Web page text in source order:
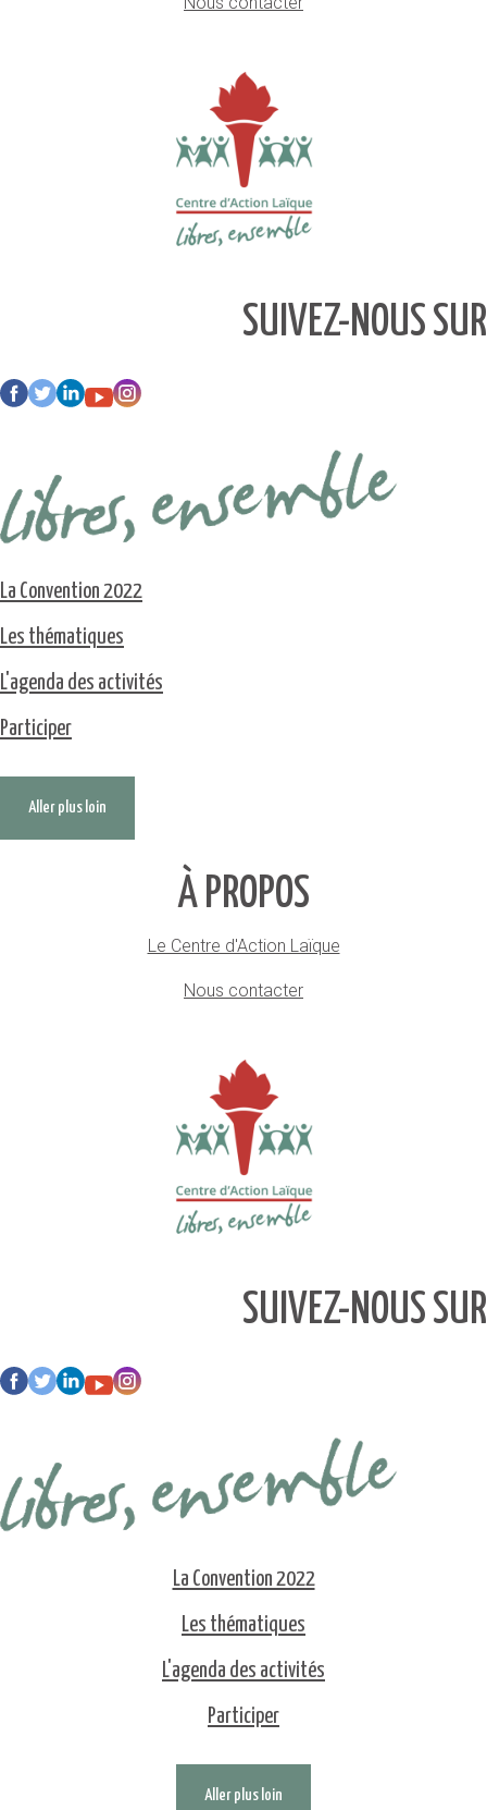
SUIVEZ-NOUS SUR
La Convention 2022
Les thématiques
L'agenda des activités
Participer
Aller plus loin
À PROPOS
Le Centre d'Action Laïque
Nous contacter
SUIVEZ-NOUS SUR
La Convention 2022
Les thématiques
L'agenda des activités
Participer
Aller plus loin